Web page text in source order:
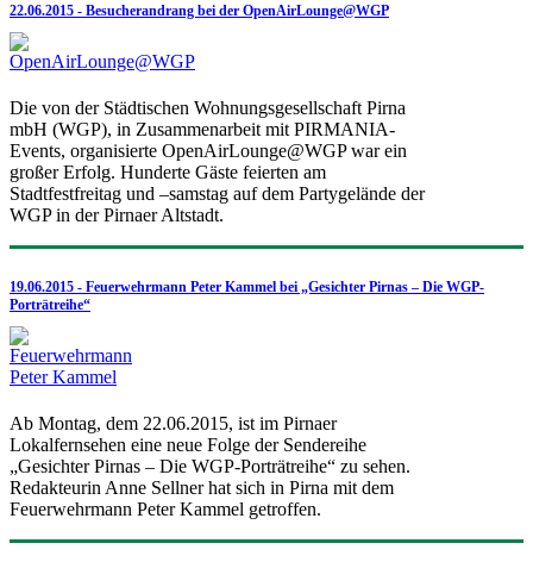
22.06.2015 - Besucherandrang bei der OpenAirLounge@WGP
Die von der Städtischen Wohnungsgesellschaft Pirna
mbH (WGP), in Zusammenarbeit mit PIRMANIA-
Events, organisierte OpenAirLounge@WGP war ein
großer Erfolg. Hunderte Gäste feierten am
Stadtfestfreitag und –samstag auf dem Partygelände der
WGP in der Pirnaer Altstadt.
19.06.2015 - Feuerwehrmann Peter Kammel bei „Gesichter Pirnas – Die WGP-
Porträtreihe“
Ab Montag, dem 22.06.2015, ist im Pirnaer
Lokalfernsehen eine neue Folge der Sendereihe
„Gesichter Pirnas – Die WGP-Porträtreihe“ zu sehen.
Redakteurin Anne Sellner hat sich in Pirna mit dem
Feuerwehrmann Peter Kammel getroffen.